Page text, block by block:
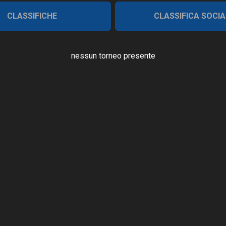
CLASSIFICHE CLASSIFICA
nessun torneo presente